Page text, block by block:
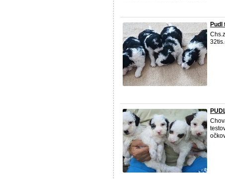
Pudl